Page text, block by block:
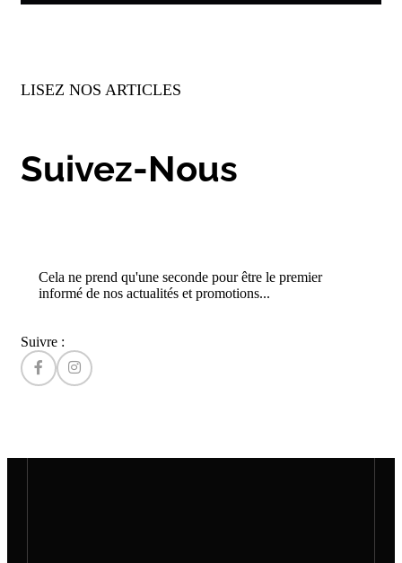
LISEZ NOS ARTICLES
Suivez-Nous
Cela ne prend qu'une seconde pour être le premier
informé de nos actualités et promotions...​
Suivre :